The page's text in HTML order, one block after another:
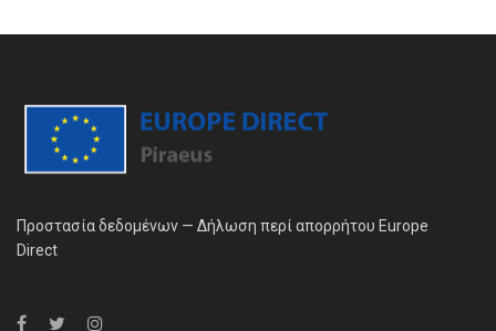
Προστασία δεδομένων — Δήλωση περί απορρήτου Europe
Direct